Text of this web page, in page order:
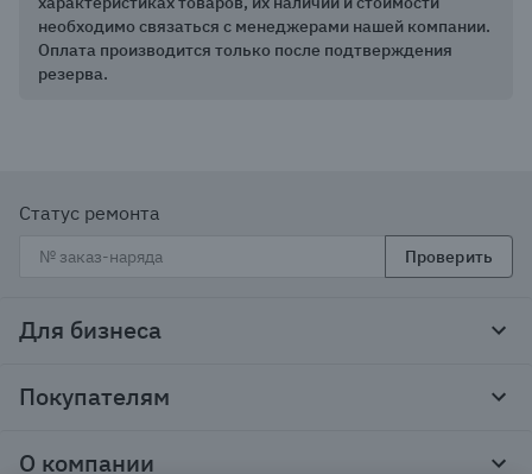
необходимо связаться с менеджерами нашей компании.
Оплата производится только после подтверждения
резерва.
Статус ремонта
Проверить
Для бизнеса
Тендеры и гос закупки
Покупателям
Пункты выдачи
О компании